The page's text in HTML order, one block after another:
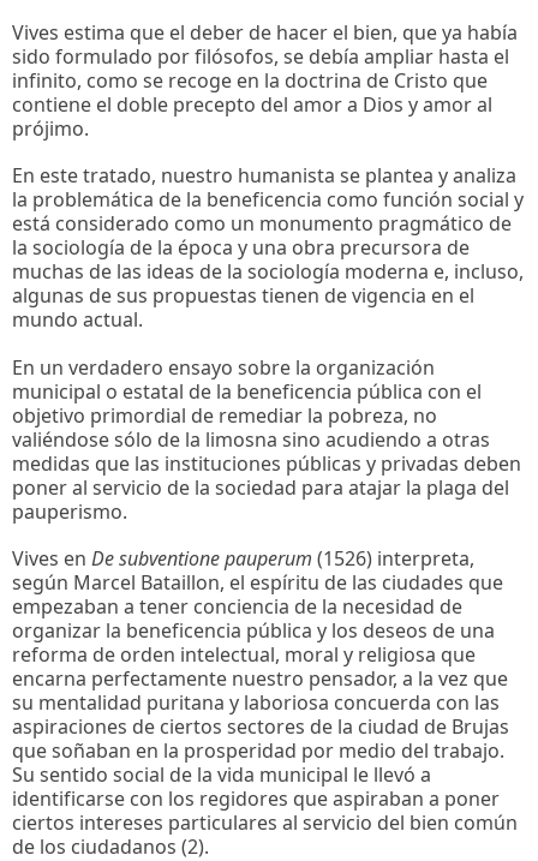
Vives estima que el deber de hacer el bien, que ya había
sido formulado por filósofos, se debía ampliar hasta el
infinito, como se recoge en la doctrina de Cristo que
contiene el doble precepto del amor a Dios y amor al
prójimo.
En este tratado, nuestro humanista se plantea y analiza
la problemática de la beneficencia como función social y
está considerado como un monumento pragmático de
la sociología de la época y una obra precursora de
muchas de las ideas de la sociología moderna e, incluso,
algunas de sus propuestas tienen de vigencia en el
mundo actual.
En un verdadero ensayo sobre la organización
municipal o estatal de la beneficencia pública con el
objetivo primordial de remediar la pobreza, no
valiéndose sólo de la limosna sino acudiendo a otras
medidas que las instituciones públicas y privadas deben
poner al servicio de la sociedad para atajar la plaga del
pauperismo.
Vives en De subventione pauperum (1526) interpreta,
según Marcel Bataillon, el espíritu de las ciudades que
empezaban a tener conciencia de la necesidad de
organizar la beneficencia pública y los deseos de una
reforma de orden intelectual, moral y religiosa que
encarna perfectamente nuestro pensador, a la vez que
su mentalidad puritana y laboriosa concuerda con las
aspiraciones de ciertos sectores de la ciudad de Brujas
que soñaban en la prosperidad por medio del trabajo.
Su sentido social de la vida municipal le llevó a
identificarse con los regidores que aspiraban a poner
ciertos intereses particulares al servicio del bien común
de los ciudadanos (2).